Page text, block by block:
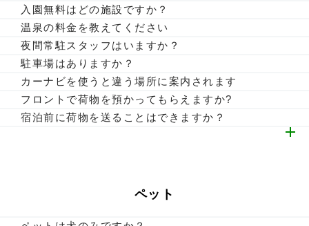
※プランによって異なる場合がありますので、お部屋ページ
の詳細をご確認ください。
有料にて承っております。アーリーチェックイン（13:00 ご
入室）6,600円（税込）／レイトチェックアウト（12:00 ご
退室）お電話で事前にご予約ください。0287-78-1164
入園無料はどの施設ですか？
那須ハイランドパークとりんどう湖ファミリー牧場の2施設
が入園無料になります。チェックイン日（終日）からチェッ
クアウト日（終日）までの滞在期間中にご利用いただきけま
す。（乗り物の割引引換券はフロントにてお渡しいたしま
す）
温泉の料金を教えてください
大人：650円／子供：400円 ※温泉付き客室にご宿泊のお
客様は無料でご利用いただけます。
夜間常駐スタッフはいますか？
24時間フロントにスタッフが常駐しています。
駐車場はありますか？
無料の駐車場がございます。
カーナビを使うと違う場所に案内されます
住所が広域なため、別荘地へ案内されてしまう場合がござい
ます。アクセスマップを参考にしていただくか、TOWAピュ
アコテージを設定し、向かう途中の看板をご参照くださいま
フロントで荷物を預かってもらえますか?
可能です。チェックイン前や、チェックアウト後でも受け付
宿泊前に荷物を送ることはできますか？
フロントにてお預かり致します。ご宿泊日とご予約者様名の
ペット